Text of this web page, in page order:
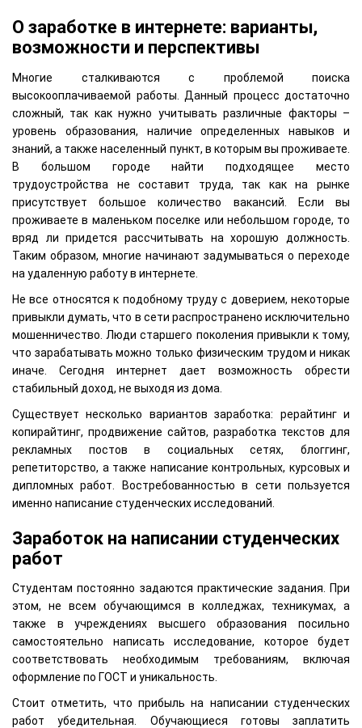
О заработке в интернете: варианты,
возможности и перспективы
Многие сталкиваются с проблемой поиска
высокооплачиваемой работы. Данный процесс достаточно
сложный, так как нужно учитывать различные факторы –
уровень образования, наличие определенных навыков и
знаний, а также населенный пункт, в которым вы проживаете.
В большом городе найти подходящее место
трудоустройства не составит труда, так как на рынке
присутствует большое количество вакансий. Если вы
проживаете в маленьком поселке или небольшом городе, то
вряд ли придется рассчитывать на хорошую должность.
Таким образом, многие начинают задумываться о переходе
на удаленную работу в интернете.
Не все относятся к подобному труду с доверием, некоторые
привыкли думать, что в сети распространено исключительно
мошенничество. Люди старшего поколения привыкли к тому,
что зарабатывать можно только физическим трудом и никак
иначе. Сегодня интернет дает возможность обрести
стабильный доход, не выходя из дома.
Существует несколько вариантов заработка: рерайтинг и
копирайтинг, продвижение сайтов, разработка текстов для
рекламных постов в социальных сетях, блоггинг,
репетиторство, а также написание контрольных, курсовых и
дипломных работ. Востребованностью в сети пользуется
именно написание студенческих исследований.
Заработок на написании студенческих
работ
Студентам постоянно задаются практические задания. При
этом, не всем обучающимся в колледжах, техникумах, а
также в учреждениях высшего образования посильно
самостоятельно написать исследование, которое будет
соответствовать необходимым требованиям, включая
оформление по ГОСТ и уникальность.
Стоит отметить, что прибыль на написании студенческих
работ убедительная. Обучающиеся готовы заплатить